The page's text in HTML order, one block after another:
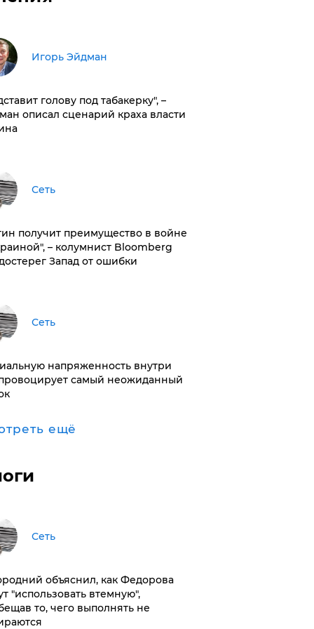
Игорь Эйдман
голову под табакерку", –
описал сценарий краха власти
Сеть
получит преимущество в войне
– колумнист Bloomberg
Запад от ошибки
Сеть
напряженность внутри
самый неожиданный
ещё
Сеть
объяснил, как Федорова
"использовать втемную",
то, чего выполнять не